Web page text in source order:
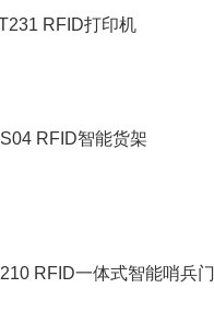
RFID打印机
RFID智能货架
RFID一体式智能哨兵门